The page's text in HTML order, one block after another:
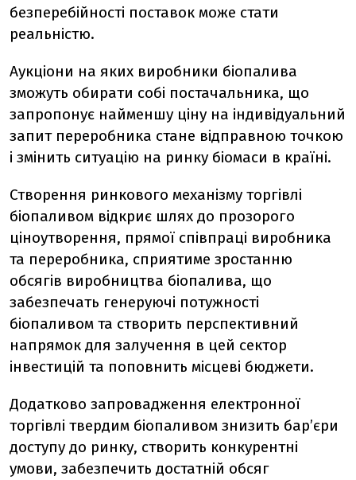
безперебійності поставок може стати
реальністю.
Аукціони на яких виробники біопалива
зможуть обирати собі постачальника, що
запропонує найменшу ціну на індивідуальний
запит переробника стане відправною точкою
і змінить ситуацію на ринку біомаси в країні.
Створення ринкового механізму торгівлі
біопаливом відкриє шлях до прозорого
ціноутворення, прямої співпраці виробника
та переробника, сприятиме зростанню
обсягів виробництва біопалива, що
забезпечать генеруючі потужності
біопаливом та створить перспективний
напрямок для залучення в цей сектор
інвестицій та поповнить місцеві бюджети.
Додатково запровадження електронної
торгівлі твердим біопаливом знизить бар’єри
доступу до ринку, створить конкурентні
умови, забезпечить достатній обсяг